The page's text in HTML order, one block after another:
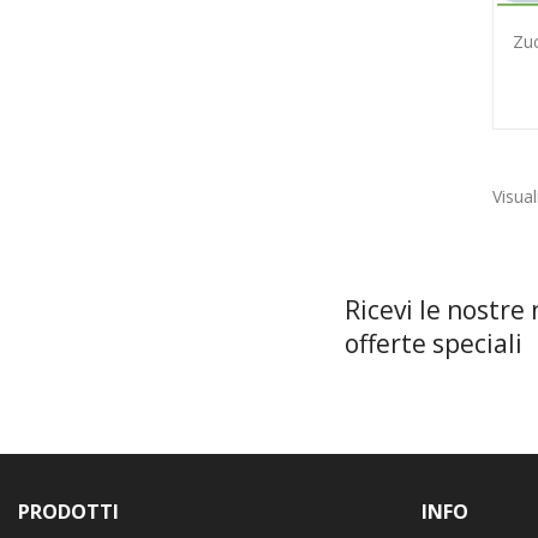
Ricevi le nostre
offerte speciali
PRODOTTI INFO